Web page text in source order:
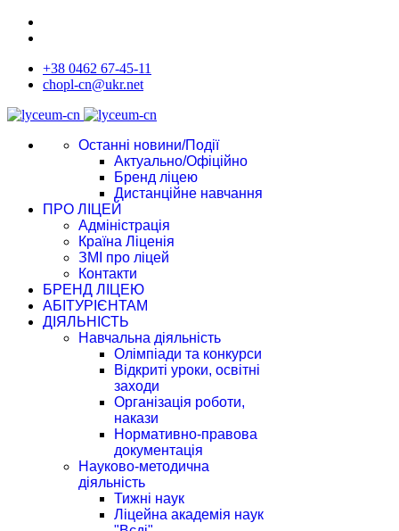
+38 0462 67-45-11
chopl-cn@ukr.net
Останні новини/Події
Актуально/Офіційно
Бренд ліцею
Дистанційне навчання
ПРО ЛІЦЕЙ
Адміністрація
Країна Ліценія
ЗМІ про ліцей
Контакти
БРЕНД ЛІЦЕЮ
АБІТУРІЄНТАМ
ДІЯЛЬНІСТЬ
Навчальна діяльність
Олімпіади та конкурси
Відкриті уроки, освітні
заходи
Організація роботи,
накази
Нормативно-правова
документація
Науково-методична
діяльність
Тижні наук
Ліцейна академія наук